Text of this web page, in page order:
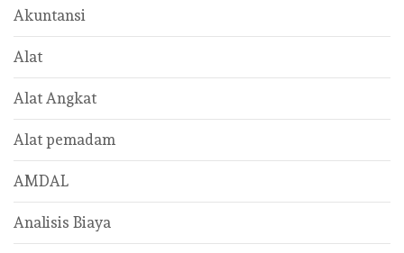
Akuntansi
Alat
Alat Angkat
Alat pemadam
AMDAL
Analisis Biaya